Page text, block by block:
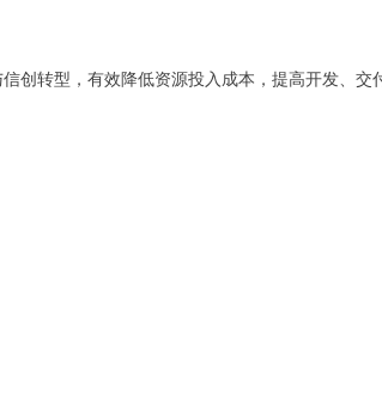
创转型，有效降低资源投入成本，提高开发、